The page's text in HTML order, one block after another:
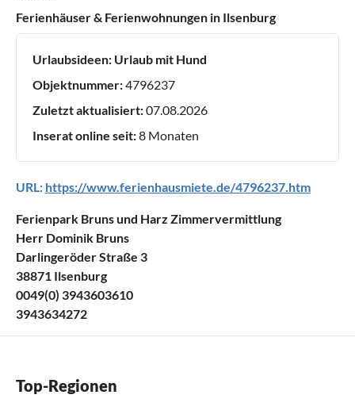
Ferienhäuser & Ferienwohnungen in Ilsenburg
Urlaubsideen: Urlaub mit Hund
Objektnummer:4796237
Zuletzt aktualisiert:07.08.2026
Inserat online seit:8 Monaten
URL: https://www.ferienhausmiete.de/4796237.htm
Ferienpark Bruns und Harz Zimmervermittlung
Herr Dominik Bruns
Darlingeröder Straße 3
38871 Ilsenburg
0049(0) 3943603610
3943634272
Top-Regionen